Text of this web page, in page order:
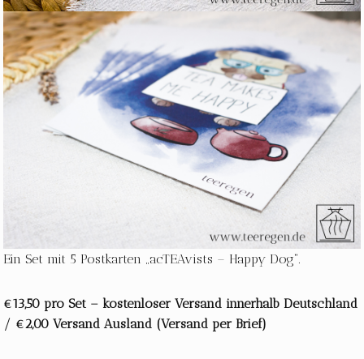
Ein Set mit 5 Postkarten „acTEAvists – Happy Dog“.
€13,50 pro Set – kostenloser Versand innerhalb Deutschland
/ €2,00 Versand Ausland (Versand per Brief)